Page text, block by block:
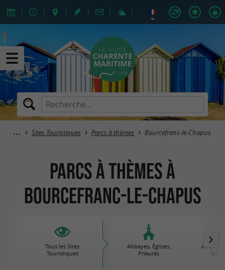
Sites Touristiques Parcs à thèmes Bourcefranc-le-Chapus
Parcs à thèmes à
Bourcefranc-le-Chapus
Tous les Sites
Touristiques
Abbayes, Églises,
Prieurés